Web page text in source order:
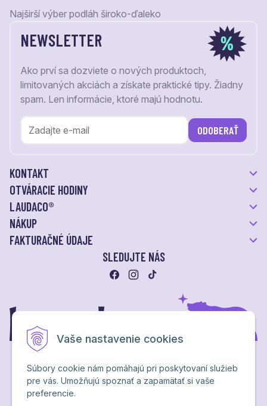
Vaše nastavenie cookies
Súbory cookie nám pomáhajú pri poskytovaní služieb
pre vás. Umožňujú spoznať a zapamätať si vaše
preferencie.
Najširší výber podláh široko-ďaleko
NEWSLETTER
Ako prví sa dozviete o nových produktoch,
limitovaných akciách a získate praktické tipy. Žiadny
spam. Len informácie, ktoré majú hodnotu.
ODOBERAŤ
KONTAKT
OTVÁRACIE HODINY
LAUDACO®
NÁKUP
FAKTURAČNÉ ÚDAJE
SLEDUJTE NÁS
Ochrana osobných údajov
NextShop&